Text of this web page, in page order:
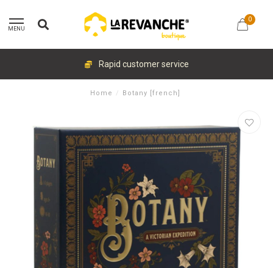
MENU
0
Rapid customer service
Home / Botany [french]